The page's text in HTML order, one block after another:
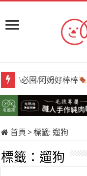
\必囤/阿姆好棒棒
首頁 > 標籤:遛狗
標籤： 遛狗